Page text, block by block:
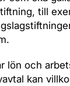
till
lön och
kan